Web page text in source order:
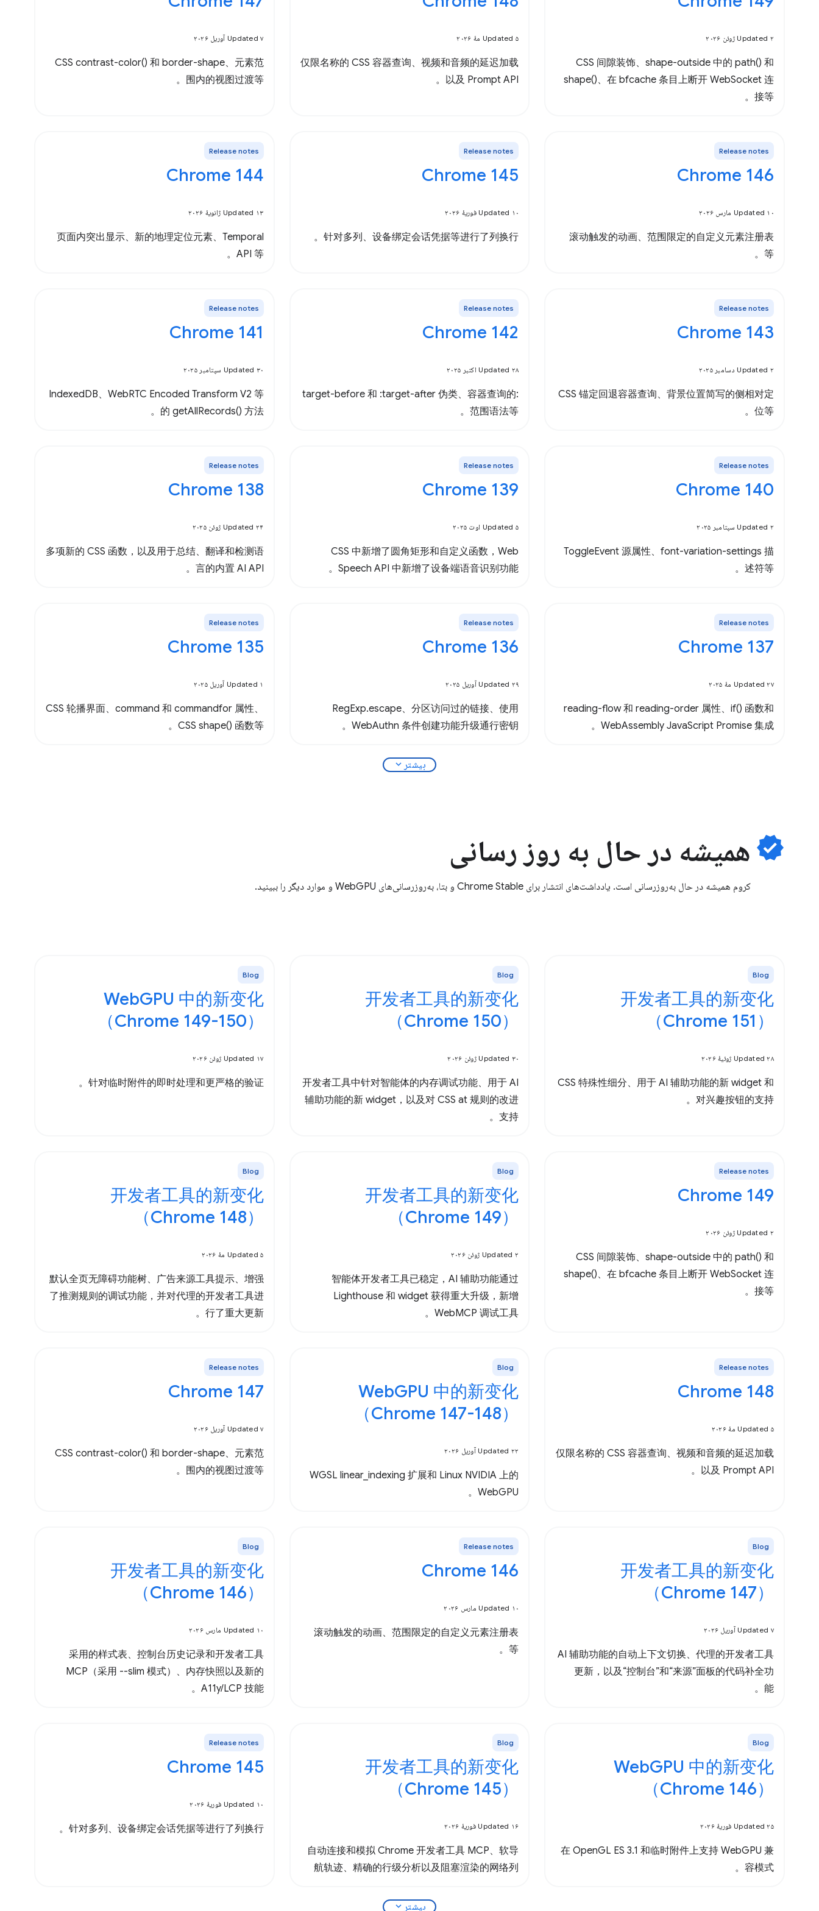
Updated ۲ ژوئن ۲۰۲۶
CSS 间隙装饰、shape-outside 中的 path() 和
shape()、在 bfcache 条目上断开 WebSocket 连
接等。
Updated ۵ مهٔ ۲۰۲۶
仅限名称的 CSS 容器查询、视频和音频的延迟加载
以及 Prompt API。
Updated ۷ آوریل ۲۰۲۶
CSS contrast-color() 和 border-shape、元素范
围内的视图过渡等。
Release notes
Chrome 146
Updated ۱۰ مارس ۲۰۲۶
滚动触发的动画、范围限定的自定义元素注册表
等。
Release notes
Chrome 145
Updated ۱۰ فوریهٔ ۲۰۲۶
针对多列、设备绑定会话凭据等进行了列换行。
Release notes
Chrome 144
Updated ۱۳ ژانویهٔ ۲۰۲۶
页面内突出显示、新的地理定位元素、Temporal
API 等。
Release notes
Chrome 143
Updated ۲ دسامبر ۲۰۲۵
CSS 锚定回退容器查询、背景位置简写的侧相对定
位等。
Release notes
Chrome 142
Updated ۲۸ اکتبر ۲۰۲۵
:target-before 和 :target-after 伪类、容器查询的
范围语法等。
Release notes
Chrome 141
Updated ۳۰ سپتامبر ۲۰۲۵
IndexedDB、WebRTC Encoded Transform V2 等
的 getAllRecords() 方法。
Release notes
Chrome 140
Updated ۲ سپتامبر ۲۰۲۵
ToggleEvent 源属性、font-variation-settings 描
述符等。
Release notes
Chrome 139
Updated ۵ اوت ۲۰۲۵
CSS 中新增了圆角矩形和自定义函数，Web
Speech API 中新增了设备端语音识别功能。
Release notes
Chrome 138
Updated ۲۴ ژوئن ۲۰۲۵
多项新的 CSS 函数，以及用于总结、翻译和检测语
言的内置 AI API。
Release notes
Chrome 137
Updated ۲۷ مهٔ ۲۰۲۵
reading-flow 和 reading-order 属性、if() 函数和
WebAssembly JavaScript Promise 集成。
Release notes
Chrome 136
Updated ۲۹ آوریل ۲۰۲۵
RegExp.escape、分区访问过的链接、使用
WebAuthn 条件创建功能升级通行密钥。
Release notes
Chrome 135
Updated ۱ آوریل ۲۰۲۵
CSS 轮播界面、command 和 commandfor 属性、
CSS shape() 函数等。
بیشتر expand_more
verified همیشه در حال به روز رسانی
کروم همیشه در حال به‌روزرسانی است. یادداشت‌های انتشار برای Chrome Stable و بتا، به‌روزرسانی‌های WebGPU و موارد دیگر را ببینید.
Blog
开发者工具的新变化
（Chrome 151）
Updated ۲۸ ژوئیهٔ ۲۰۲۶
CSS 特殊性细分、用于 AI 辅助功能的新 widget 和
对兴趣按钮的支持。
Blog
开发者工具的新变化
（Chrome 150）
Updated ۳۰ ژوئن ۲۰۲۶
开发者工具中针对智能体的内存调试功能、用于 AI
辅助功能的新 widget，以及对 CSS at 规则的改进
支持。
Blog
WebGPU 中的新变化
（Chrome 149-150）
Updated ۱۷ ژوئن ۲۰۲۶
针对临时附件的即时处理和更严格的验证。
Release notes
Chrome 149
Updated ۲ ژوئن ۲۰۲۶
CSS 间隙装饰、shape-outside 中的 path() 和
shape()、在 bfcache 条目上断开 WebSocket 连
接等。
Blog
开发者工具的新变化
（Chrome 149）
Updated ۲ ژوئن ۲۰۲۶
智能体开发者工具已稳定，AI 辅助功能通过
Lighthouse 和 widget 获得重大升级，新增
WebMCP 调试工具。
Blog
开发者工具的新变化
（Chrome 148）
Updated ۵ مهٔ ۲۰۲۶
默认全页无障碍功能树、广告来源工具提示、增强
了推测规则的调试功能，并对代理的开发者工具进
行了重大更新。
Release notes
Chrome 148
Updated ۵ مهٔ ۲۰۲۶
仅限名称的 CSS 容器查询、视频和音频的延迟加载
以及 Prompt API。
Blog
WebGPU 中的新变化
（Chrome 147-148）
Updated ۲۲ آوریل ۲۰۲۶
WGSL linear_indexing 扩展和 Linux NVIDIA 上的
WebGPU。
Release notes
Chrome 147
Updated ۷ آوریل ۲۰۲۶
CSS contrast-color() 和 border-shape、元素范
围内的视图过渡等。
Blog
开发者工具的新变化
（Chrome 147）
Updated ۷ آوریل ۲۰۲۶
AI 辅助功能的自动上下文切换、代理的开发者工具
更新，以及“控制台”和“来源”面板的代码补全功
能。
Release notes
Chrome 146
Updated ۱۰ مارس ۲۰۲۶
滚动触发的动画、范围限定的自定义元素注册表
等。
Blog
开发者工具的新变化
（Chrome 146）
Updated ۱۰ مارس ۲۰۲۶
采用的样式表、控制台历史记录和开发者工具
MCP（采用 --slim 模式）、内存快照以及新的
A11y/LCP 技能。
Blog
WebGPU 中的新变化
（Chrome 146）
Updated ۲۵ فوریهٔ ۲۰۲۶
在 OpenGL ES 3.1 和临时附件上支持 WebGPU 兼
容模式。
Blog
开发者工具的新变化
（Chrome 145）
Updated ۱۶ فوریهٔ ۲۰۲۶
自动连接和模拟 Chrome 开发者工具 MCP、软导
航轨迹、精确的行级分析以及阻塞渲染的网络列
Release notes
Chrome 145
Updated ۱۰ فوریهٔ ۲۰۲۶
针对多列、设备绑定会话凭据等进行了列换行。
بیشتر expand_more